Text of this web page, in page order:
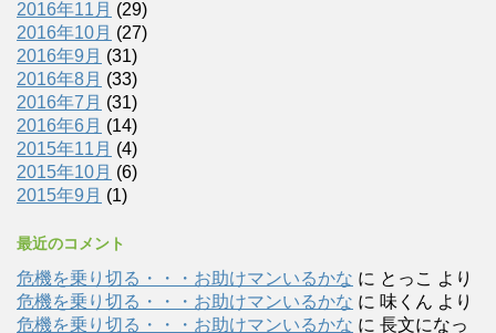
2016年11月 (29)
2016年10月 (27)
2016年9月 (31)
2016年8月 (33)
2016年7月 (31)
2016年6月 (14)
2015年11月 (4)
2015年10月 (6)
2015年9月 (1)
最近のコメント
危機を乗り切る・・・お助けマンいるかな に とっこ より
危機を乗り切る・・・お助けマンいるかな に 味くん より
危機を乗り切る・・・お助けマンいるかな に 長文になっ